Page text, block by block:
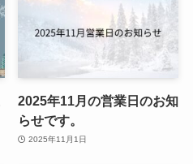
2025年11月の営業日のお知
らせです。
2025年11月1日